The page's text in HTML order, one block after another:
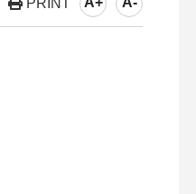
PRINT